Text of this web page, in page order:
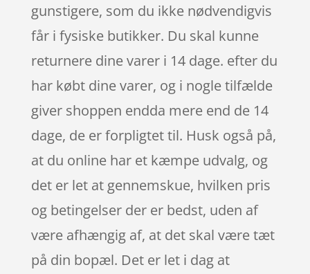
gunstigere, som du ikke nødvendigvis
får i fysiske butikker. Du skal kunne
returnere dine varer i 14 dage. efter du
har købt dine varer, og i nogle tilfælde
giver shoppen endda mere end de 14
dage, de er forpligtet til. Husk også på,
at du online har et kæmpe udvalg, og
det er let at gennemskue, hvilken pris
og betingelser der er bedst, uden af
være afhængig af, at det skal være tæt
på din bopæl. Det er let i dag at